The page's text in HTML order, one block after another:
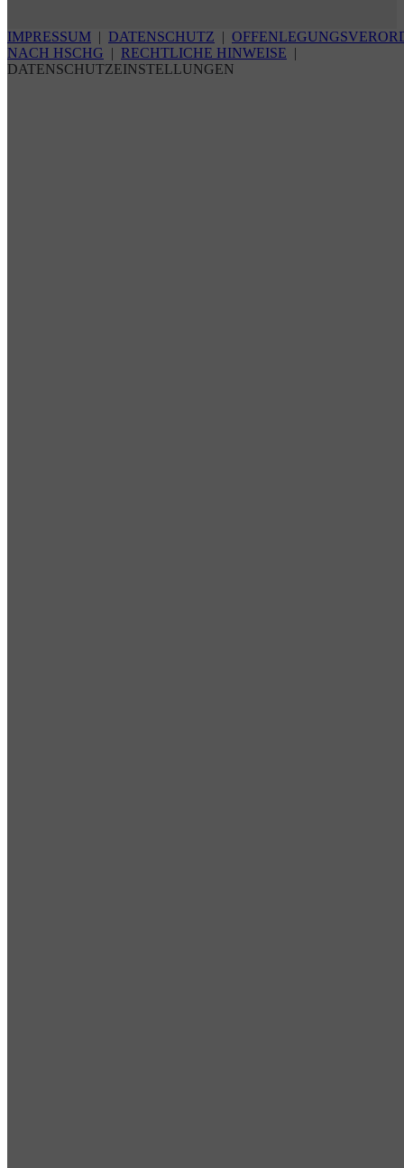
IMPRESSUM | DATENSCHUTZ |
NACH HSCHG | RECHTLICHE HINWEISE |
DATENSCHUTZEINSTELLUNGEN